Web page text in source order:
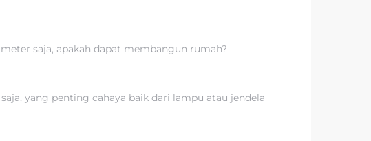
saja, apakah dapat membangun rumah?
yang penting cahaya baik dari lampu atau jendela